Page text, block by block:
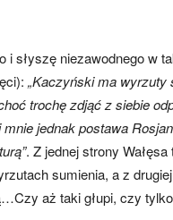
i słyszę niezawodnego w
„Kaczyński ma wyrzuty
trochę zdjąć z siebie
mnie jednak postawa
. Z jednej strony
sumienia, a z
aż taki głupi, czy